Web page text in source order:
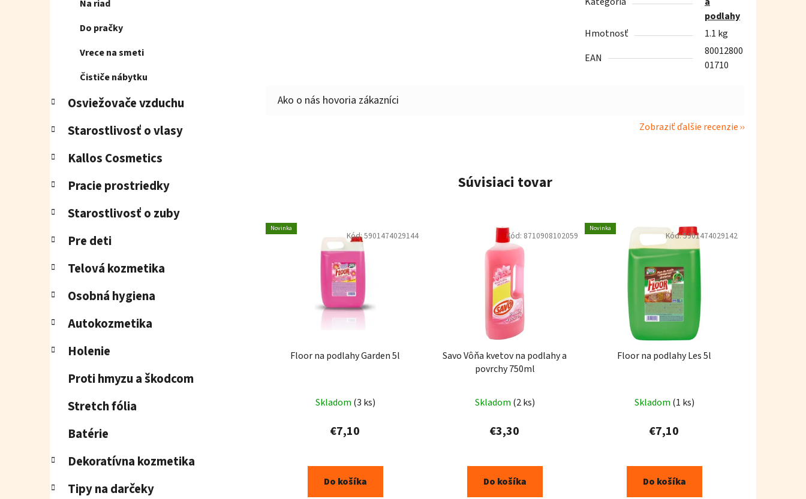
Na riad
Do pračky
Vrece na smeti
Čističe nábytku
Osviežovače vzduchu
Starostlivosť o vlasy
Kallos Cosmetics
Pracie prostriedky
Starostlivosť o zuby
Pre deti
Telová kozmetika
Osobná hygiena
Autokozmetika
Holenie
Proti hmyzu a škodcom
Stretch fólia
Batérie
Dekoratívna kozmetika
Tipy na darčeky
podlahy
Hmotnosť
1.1 kg
EAN
80012800
01710
Zobraziť ďalšie recenzie
Súvisiaci tovar
Novinka
Floor na podlahy Garden 5l
Skladom (3 ks)
€7,10
Do košíka
Kód:5901474029144
Savo Vôňa kvetov na podlahy a
povrchy 750ml
Skladom (2 ks)
€3,30
Do košíka
Kód: 8710908102059
Novinka
Floor na podlahy Les 5l
Skladom (1 ks)
€7,10
Do košíka
Kód:5901474029142